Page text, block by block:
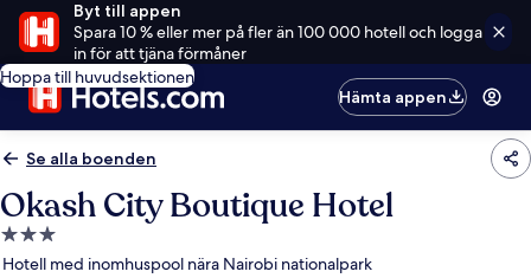
Byt till appen
Spara 10 % eller mer på fler än 100 000 hotell och logga
in för att tjäna förmåner
Hoppa till huvudsektionen
Hämta appen
Se alla boenden
Okash City Boutique Hotel
3.0-
stjärnigt
Hotell med inomhuspool nära Nairobi nationalpark